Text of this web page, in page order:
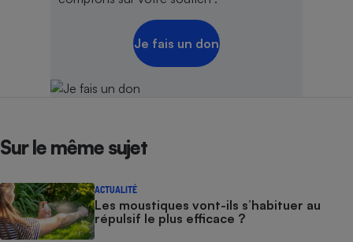
Je fais un don
Sur le même sujet
ACTUALITÉ
Les moustiques vont-ils s’habituer au
répulsif le plus efficace ?